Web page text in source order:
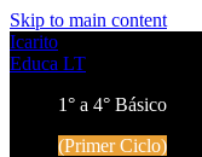
Skip to main content
Icarito
Educa LT
1° a 4° Básico
(Primer Ciclo)